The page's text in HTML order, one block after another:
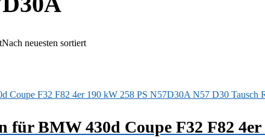
Nach neuesten sortiert
für BMW 430d Coupe F32 F82